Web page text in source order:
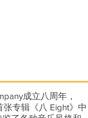
成立八周年，
张专辑《八 Eight》中